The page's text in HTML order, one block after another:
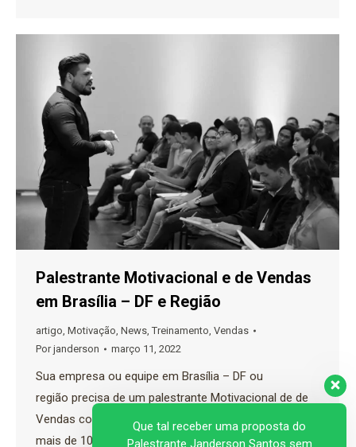
Palestrante Motivacional e de Vendas
em Brasília – DF e Região
artigo, Motivação, News,Treinamento, Vendas
Porjanderson março 11, 2022
Sua empresa ou equipe em Brasília – DF ou
região precisa de um palestrante Motivacional de de
Vendas com experiência de mercado e que já treinou
mais de 100 mil pessoas presencialmente por todo
Que tal receber uma proposta do
Palestrante Janderson Santos sem